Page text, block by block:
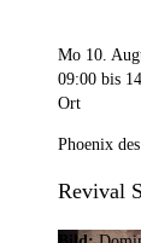
Mo 10.
09:00 bis
Ort
Phoenix
Revival